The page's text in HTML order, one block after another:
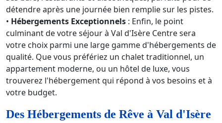
détendre après une journée bien remplie sur les pistes.
• Hébergements Exceptionnels : Enfin, le point
culminant de votre séjour à Val d'Isère Centre sera
votre choix parmi une large gamme d'hébergements de
qualité. Que vous préfériez un chalet traditionnel, un
appartement moderne, ou un hôtel de luxe, vous
trouverez l'hébergement qui répond à vos besoins et à
votre budget.
Des Hébergements de Rêve à Val d'Isère